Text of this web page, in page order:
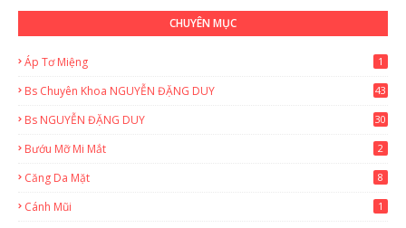
CHUYÊN MỤC
Áp Tơ Miệng 1
Bs Chuyên Khoa NGUYỄN ĐẶNG DUY
43
Bs NGUYỄN ĐẶNG DUY 30
Bướu Mỡ Mi Mắt 2
Căng Da Mặt 8
Cánh Mũi 1